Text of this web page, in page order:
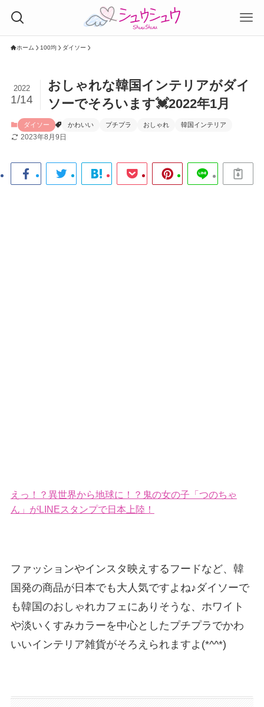
ホーム 100均 ダイソー
おしゃれな韓国インテリアがダイ
ソーでそろいます💓2022年1月
2022
1/14
ダイソー かわいい プチプラ おしゃれ 韓国インテリア
2023年8月9日
えっ！？異世界から地球に！？鬼の女の子「つのちゃ
ん」がLINEスタンプで日本上陸！
ファッションやインスタ映えするフードなど、韓
国発の商品が日本でも大人気ですよね♪ダイソーで
も韓国のおしゃれカフェにありそうな、ホワイト
や淡いくすみカラーを中心としたプチプラでかわ
いいインテリア雑貨がそろえられますよ(*^^*)